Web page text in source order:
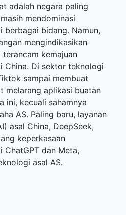
adalah negara paling
mendominasi
berbagai bidang. Namun,
mengindikasikan
kemajuan
China. Di sektor teknologi
sampai membuat
melarang aplikasi buatan
ini, kecuali sahamnya
AS. Paling baru, layanan
asal China, DeepSeek,
keperkasaan
ChatGPT dan Meta,
asal AS.